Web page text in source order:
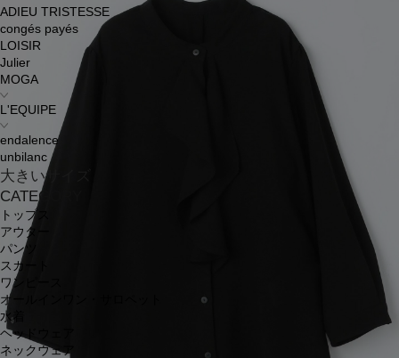
ADIEU TRISTESSE
congés payés
LOISIR
Julier
MOGA
L'EQUIPE
endalence
unbilanc
大きいサイズ
CATEGORY
トップス
アウター
パンツ
スカート
ワンピース
オールインワン・サロペット
水着
ヘッドウェア
ネックウェア